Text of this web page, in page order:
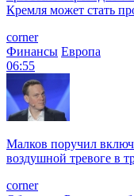
Кремля может стать
corner
Финансы Европа
06:55
Малков поручил
воздушной тревоге в
corner